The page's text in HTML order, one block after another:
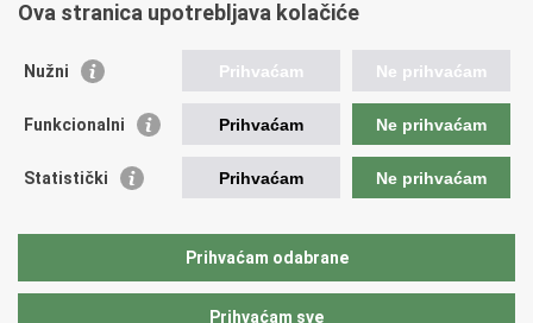
Izjava o pristupačnosti
Ravnopravnost spolova u MORH-u i OSRH
Važne poveznice
Vlada RH
Hrvatski Sabor
Ova stranica upotrebljava kolačiće
Nužni Prihvaćam Ne prihvaćam
Funkcionalni Prihvaćam Ne prihvaćam
Statistički Prihvaćam Ne prihvaćam
Prihvaćam odabrane
Prihvaćam sve